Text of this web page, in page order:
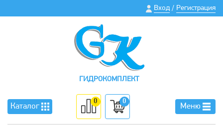
Вход / Регистрация
ГИДРОКОМПЛЕКТ
Каталог
0 0
Меню